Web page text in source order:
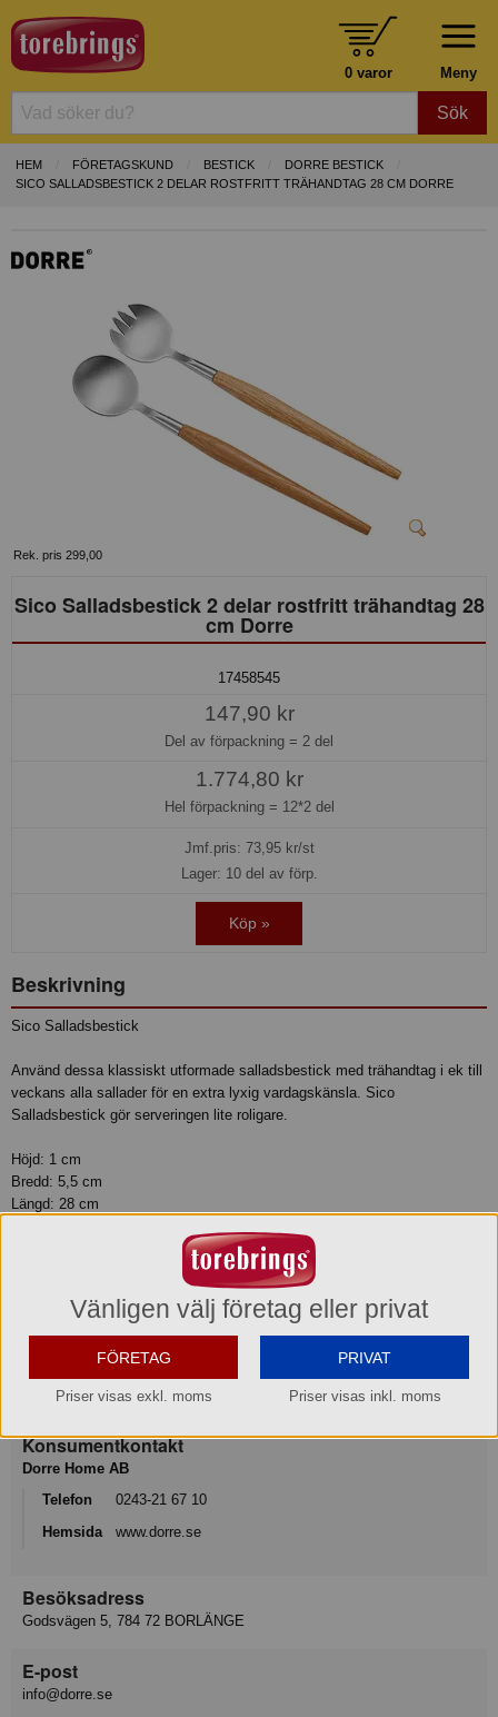
Meny
0 varor
Sök
HEM FÖRETAGSKUND BESTICK
DORRE BESTICK
SICO SALLADSBESTICK 2 DELAR ROSTFRITT TRÄHANDTAG 28 CM DORRE
Rek. pris 299,00
Sico Salladsbestick 2 delar rostfritt trähandtag 28
cm Dorre
17458545
147,90 kr
Del av förpackning = 2 del
1.774,80 kr
Hel förpackning = 12*2 del
Jmf.pris: 73,95kr/st
Lager: 10 del av förp.
Köp »
Beskrivning
Sico Salladsbestick
Använd dessa klassiskt utformade salladsbestick med trähandtag i ek till
veckans alla sallader för en extra lyxig vardagskänsla. Sico
Salladsbestick gör serveringen lite roligare.
Höjd: 1 cm
Bredd: 5,5 cm
Längd: 28 cm
Material: Rostfritt stål Ek handtag, stainless steel Oak wood
Produktinformation
Varumärke
Dorre®
Konsumentkontakt
Dorre Home AB
Telefon
0243-21 67 10
Hemsida
www.dorre.se
Besöksadress
Godsvägen 5, 784 72 BORLÄNGE
E-post
info@dorre.se
Vänligen välj företag eller privat
FÖRETAG
Priser visas exkl. moms
PRIVAT
Priser visas inkl. moms